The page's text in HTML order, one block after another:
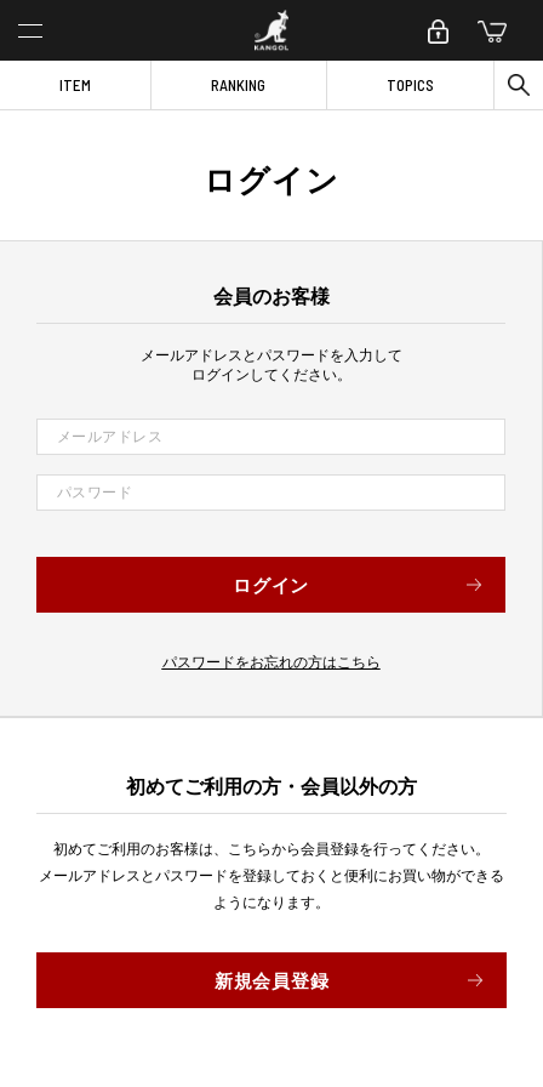
ITEM RANKING TOPICS
ログイン
会員のお客様
メールアドレスとパスワードを入力して
ログインしてください。
パスワードをお忘れの方はこちら
初めてご利用の方・会員以外の方
初めてご利用のお客様は、こちらから会員登録を行ってください。
メールアドレスとパスワードを登録しておくと便利にお買い物ができる
ようになります。